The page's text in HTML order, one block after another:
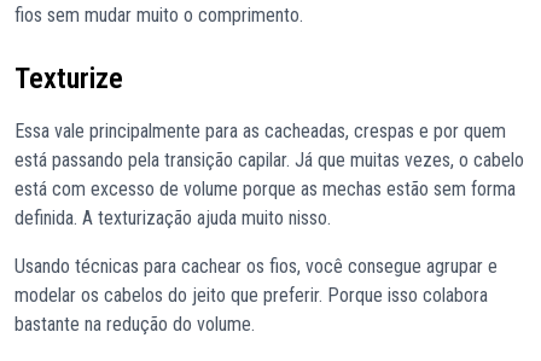
fios sem mudar muito o comprimento.
Texturize
Essa vale principalmente para as cacheadas, crespas e por quem
está passando pela transição capilar. Já que muitas vezes, o cabelo
está com excesso de volume porque as mechas estão sem forma
definida. A texturização ajuda muito nisso.
Usando técnicas para cachear os fios, você consegue agrupar e
modelar os cabelos do jeito que preferir. Porque isso colabora
bastante na redução do volume.